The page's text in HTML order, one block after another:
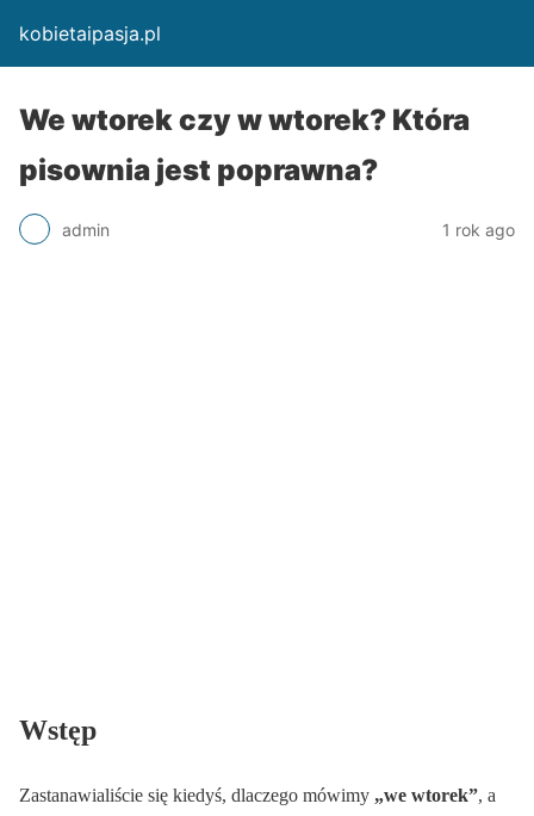
kobietaipasja.pl
We wtorek czy w wtorek? Która
pisownia jest poprawna?
admin 1 rok ago
Wstęp
Zastanawialiście się kiedyś, dlaczego mówimy „we wtorek”, a